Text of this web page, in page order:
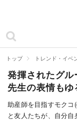
カテゴリー一覧
妊娠
出産
赤ちゃん・育児
トップ トレンド・イベ
発揮されたグ
先生の表情も
助産師を目指すモク
と友人たちが、自分